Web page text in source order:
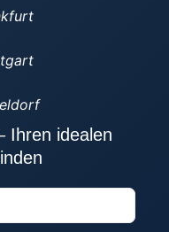
Ihren idealen